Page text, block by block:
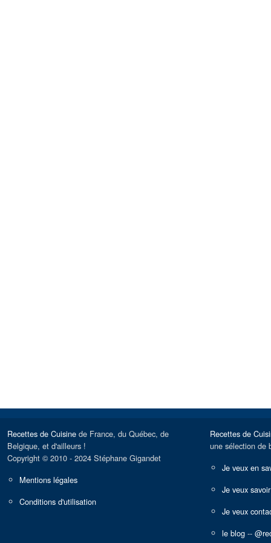
Recettes de Cuisine de France, du Québec, de
Belgique, et d'ailleurs !
Copyright © 2010 - 2024 Stéphane Gigandet
Mentions légales
Conditions d'utilisation
Recettes de
une sélection de
Je veux en
Je veux
Je veux
le blog --